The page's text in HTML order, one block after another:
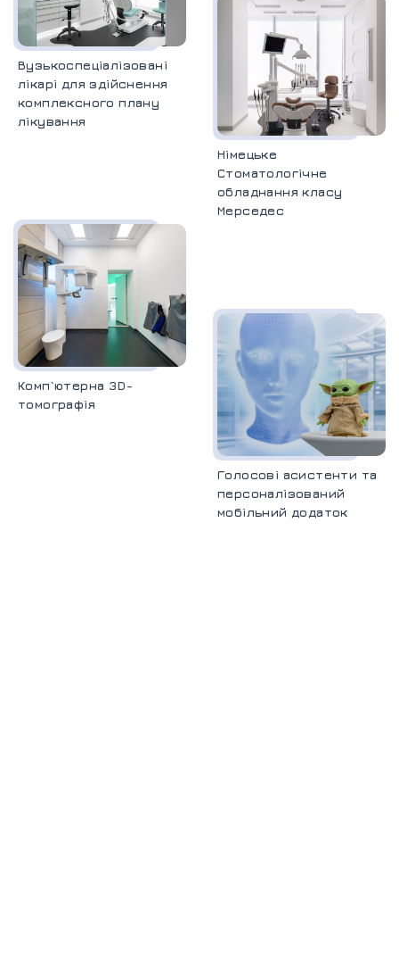
Вузькоспеціалізовані
лікарі для здійснення
комплексного плану
лікування
Німецьке
Стоматологічне
обладнання класу
Мерседес
Комп`ютерна 3D-
томографія
Голосові асистенти та
персоналізований
мобільний додаток